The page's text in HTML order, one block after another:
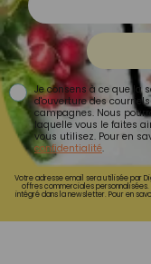
Je consens à ce que la
d'ouverture des
campagnes. Nous
laquelle vous le faites
vous utilisez. Pour en
confidentialité.
Votre adresse email sera utilisée par
offres commerciales
intégré dans la newsletter. Pour en